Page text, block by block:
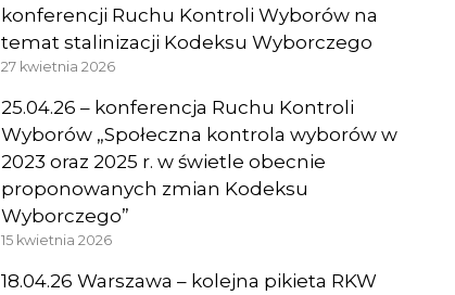
konferencji Ruchu Kontroli Wyborów na
temat stalinizacji Kodeksu Wyborczego
27 kwietnia 2026
25.04.26 – konferencja Ruchu Kontroli
Wyborów „Społeczna kontrola wyborów w
2023 oraz 2025 r. w świetle obecnie
proponowanych zmian Kodeksu
Wyborczego”
15 kwietnia 2026
18.04.26 Warszawa – kolejna pikieta RKW